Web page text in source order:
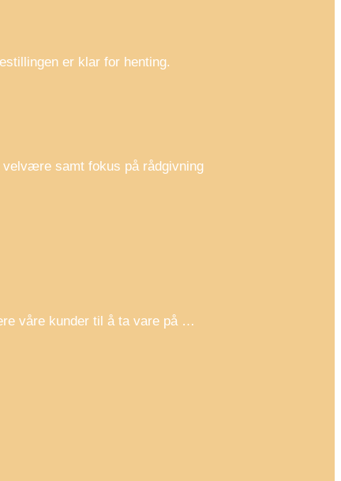
er klar for henting.
velvære samt fokus på rådgivning
våre kunder til å ta vare på …